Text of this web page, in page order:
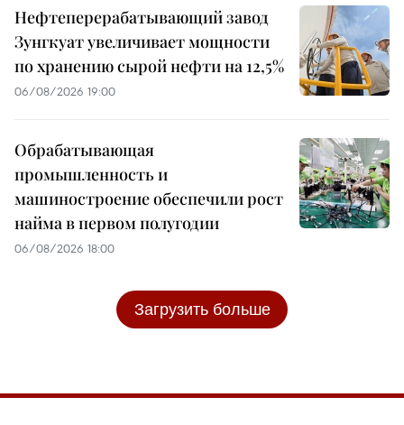
Нефтеперерабатывающий завод
Зунгкуат увеличивает мощности
по хранению сырой нефти на 12,5%
06/08/2026 19:00
Обрабатывающая
промышленность и
машиностроение обеспечили рост
найма в первом полугодии
06/08/2026 18:00
Загрузить больше